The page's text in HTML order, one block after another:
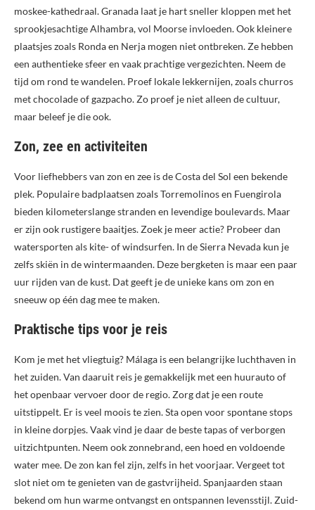
moskee-kathedraal. Granada laat je hart sneller kloppen met het
sprookjesachtige Alhambra, vol Moorse invloeden. Ook kleinere
plaatsjes zoals Ronda en Nerja mogen niet ontbreken. Ze hebben
een authentieke sfeer en vaak prachtige vergezichten. Neem de
tijd om rond te wandelen. Proef lokale lekkernijen, zoals churros
met chocolade of gazpacho. Zo proef je niet alleen de cultuur,
maar beleef je die ook.
Zon, zee en activiteiten
Voor liefhebbers van zon en zee is de Costa del Sol een bekende
plek. Populaire badplaatsen zoals Torremolinos en Fuengirola
bieden kilometerslange stranden en levendige boulevards. Maar
er zijn ook rustigere baaitjes. Zoek je meer actie? Probeer dan
watersporten als kite- of windsurfen. In de Sierra Nevada kun je
zelfs skiën in de wintermaanden. Deze bergketen is maar een paar
uur rijden van de kust. Dat geeft je de unieke kans om zon en
sneeuw op één dag mee te maken.
Praktische tips voor je reis
Kom je met het vliegtuig? Málaga is een belangrijke luchthaven in
het zuiden. Van daaruit reis je gemakkelijk met een huurauto of
het openbaar vervoer door de regio. Zorg dat je een route
uitstippelt. Er is veel moois te zien. Sta open voor spontane stops
in kleine dorpjes. Vaak vind je daar de beste tapas of verborgen
uitzichtpunten. Neem ook zonnebrand, een hoed en voldoende
water mee. De zon kan fel zijn, zelfs in het voorjaar. Vergeet tot
slot niet om te genieten van de gastvrijheid. Spanjaarden staan
bekend om hun warme ontvangst en ontspannen levensstijl. Zuid-